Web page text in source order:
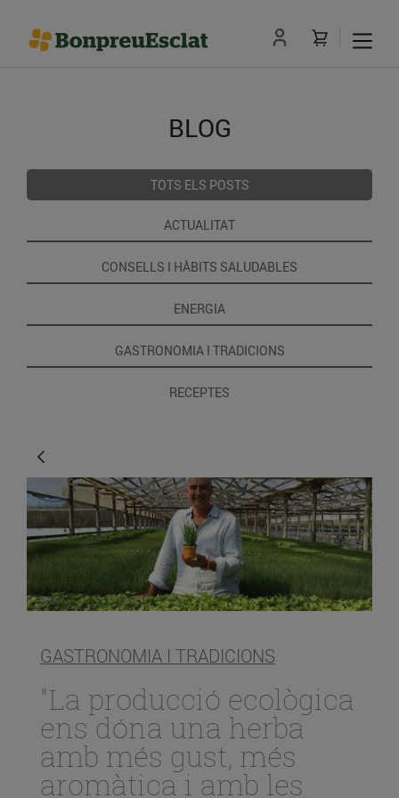
BLOG
TOTS ELS POSTS
ACTUALITAT
CONSELLS I HÀBITS SALUDABLES
ENERGIA
GASTRONOMIA I TRADICIONS
RECEPTES
GASTRONOMIA I TRADICIONS
"La producció ecològica
ens dóna una herba
amb més gust, més
aromàtica i amb les